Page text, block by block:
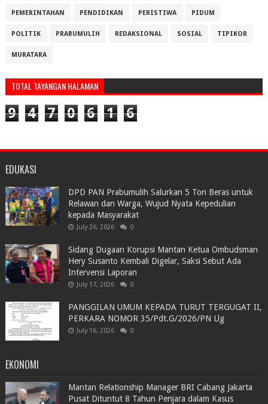
PEMERINTAHAN PENDIDIKAN PERISTIWA PIDUM
POLITIK PRABUMULIH REDAKSIONAL SOSIAL TIPIKOR
MURATARA
TOTAL TAYANGAN HALAMAN
9 4 7 0 6 1 6
EDUKASI
DPD PAN Prabumulih Salurkan 5 Ton Beras untuk
Relawan dan Warga, Wujud Nyata Kepedulian
kepada Masyarakat
July 26, 2026 0
Sidang Dugaan Korupsi Mantan Ketua Ombudsman
Hery Susanto Kembali Digelar, Saksi Sebut Ada
Intervensi Laporan
July 17, 2026 0
PANGGILAN UMUM KEPADA TURUT TERGUGAT II,
PERKARA NOMOR 35/Pdt.G/2026/PN Llg
July 16, 2026 0
EKONOMI
Mantan Relationship Manager BRI Cabang Jakarta
Pusat Dituntut 8 Tahun Penjara dalam Kasus